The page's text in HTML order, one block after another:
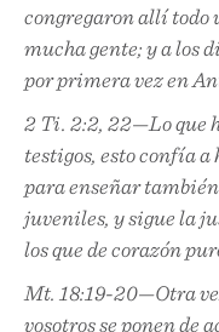
congregaron allí todo
mucha gente; y a los
por primera vez en
2 Ti. 2:2, 22—Lo que
testigos, esto confía a
para enseñar
juveniles, y sigue la
los que de corazón
Mt. 18:19-20—Otra
vosotros se ponen de